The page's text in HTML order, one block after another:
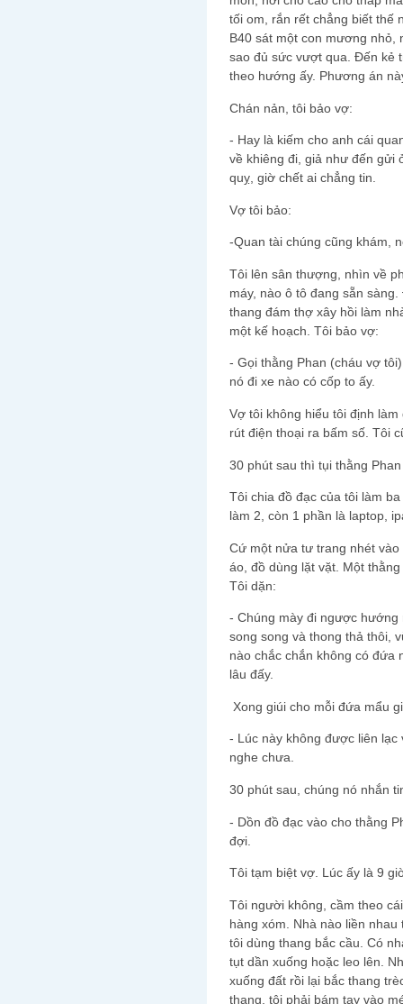
tối om, rắn rết chẳng biết thế
B40 sát một con mương
sao đủ sức vượt qua. Đến kẻ
theo hướng ấy. Phương án
Chán nản, tôi bảo vợ:
- Hay là kiếm cho anh cái
về khiêng đi, giả như đến gửi
quỵ, giờ chết ai chẳng tin.
Vợ tôi bảo:
-Quan tài chúng cũng khám,
Tôi lên sân thượng, nhìn về
máy, nào ô tô đang sẵn
thang đám thợ xây hồi làm
một kế hoạch. Tôi bảo vợ:
- Gọi thằng Phan (cháu vợ
nó đi xe nào có cốp to ấy.
Vợ tôi không hiểu tôi định
rút điện thoại ra bấm số. Tôi
30 phút sau thì tụi thằng
Tôi chia đồ đạc của tôi làm
làm 2, còn 1 phần là laptop,
Cứ một nửa tư trang nhét
áo, đồ dùng lặt vặt. Một
Tôi dặn:
- Chúng mày đi ngược
song song và thong thả thôi,
nào chắc chắn không có
lâu đấy.
Xong giúi cho mỗi đứa mẩu
- Lúc này không được liên
nghe chưa.
30 phút sau, chúng nó nhắn
- Dồn đồ đạc vào cho thằng
đợi.
Tôi tạm biệt vợ. Lúc ấy là 9
Tôi người không, cầm theo
hàng xóm. Nhà nào liền
tôi dùng thang bắc cầu. Có
tụt dần xuống hoặc leo lên.
xuống đất rồi lại bắc thang
thang, tôi phải bám tay vào